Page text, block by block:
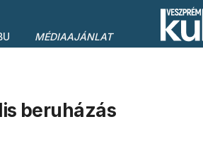
MÉDIAAJÁNLAT
beruházás